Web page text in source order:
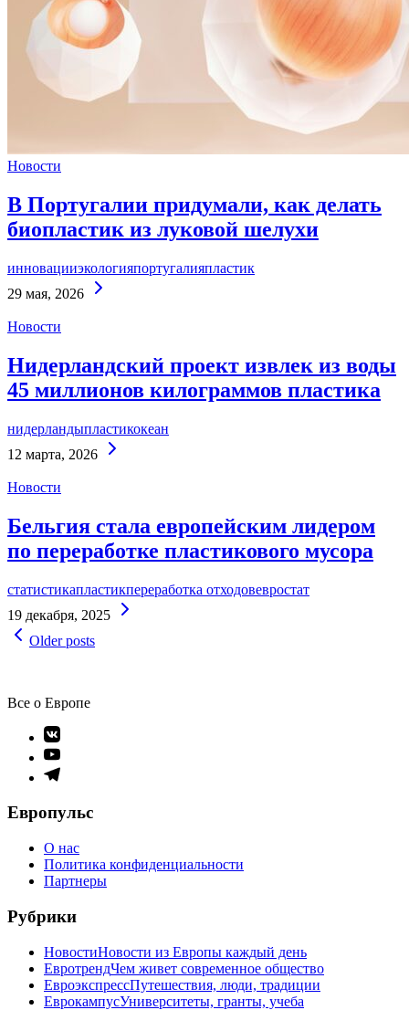
Новости
В Португалии придумали, как делать
биопластик из луковой шелухи
инновацииэкологияпортугалияпластик
29 мая, 2026
Новости
Нидерландский проект извлек из воды
45 миллионов килограммов пластика
нидерландыпластикокеан
12 марта, 2026
Новости
Бельгия стала европейским лидером
по переработке пластикового мусора
статистикапластикпереработка отходовевростат
19 декабря, 2025
Навигация
Older posts
Все о Европе
Элемент
меню
Элемент
меню
Элемент
Европульс
О нас
Политика конфиденциальности
Партнеры
Рубрики
НовостиНовости из Европы каждый день
ЕвротрендЧем живет современное общество
ЕвроэкспрессПутешествия, люди, традиции
ЕврокампусУниверситеты, гранты, учеба